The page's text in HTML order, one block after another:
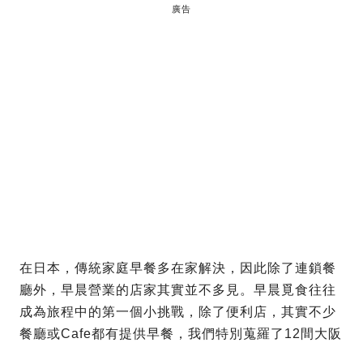
廣告
在日本，傳統家庭早餐多在家解決，因此除了連鎖餐
廳外，早晨營業的店家其實並不多見。早晨覓食往往
成為旅程中的第一個小挑戰，除了便利店，其實不少
餐廳或Cafe都有提供早餐，我們特別蒐羅了12間大阪